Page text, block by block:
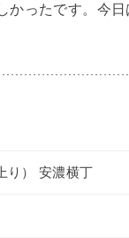
かったです。今
り） 安濃横丁